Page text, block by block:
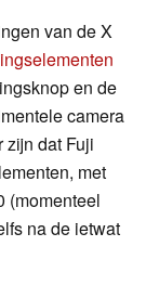
van de X
en de
camera
zijn dat Fuji
met
(momenteel
na de ietwat